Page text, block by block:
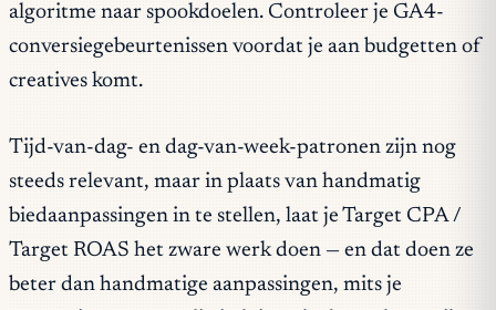
algoritme naar spookdoelen. Controleer je GA4-
conversiegebeurtenissen voordat je aan budgetten of
creatives komt.
Tijd-van-dag- en dag-van-week-patronen zijn nog
steeds relevant, maar in plaats van handmatig
biedaanpassingen in te stellen, laat je Target CPA /
Target ROAS het zware werk doen — en dat doen ze
beter dan handmatige aanpassingen, mits je